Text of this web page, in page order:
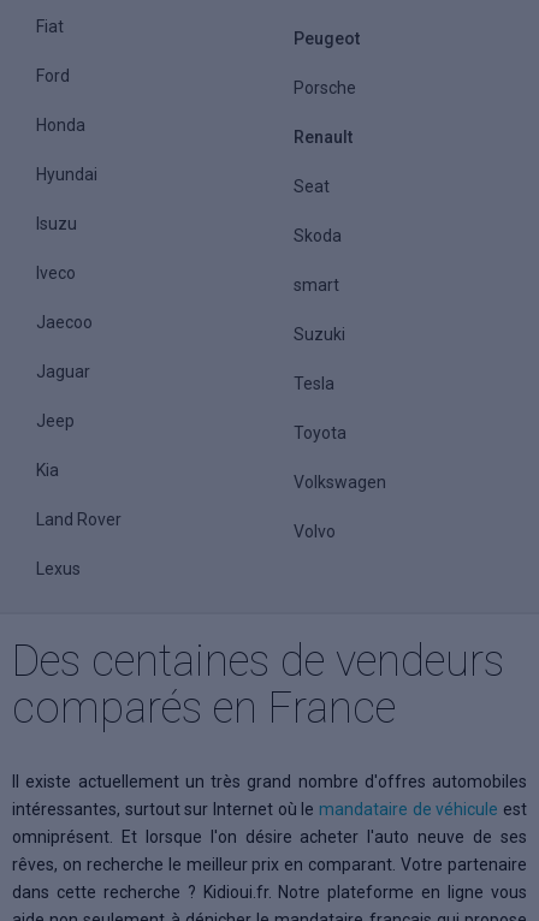
Fiat
Ford
Honda
Hyundai
Isuzu
Iveco
Jaecoo
Jaguar
Jeep
Kia
Land Rover
Lexus
Peugeot
Porsche
Renault
Seat
Skoda
smart
Suzuki
Tesla
Toyota
Volkswagen
Volvo
Des centaines de vendeurs
comparés en France
Il existe actuellement un très grand nombre d'offres automobiles
intéressantes, surtout sur Internet où le mandataire de véhicule est
omniprésent. Et lorsque l'on désire acheter l'auto neuve de ses
rêves, on recherche le meilleur prix en comparant. Votre partenaire
dans cette recherche ? Kidioui.fr. Notre plateforme en ligne vous